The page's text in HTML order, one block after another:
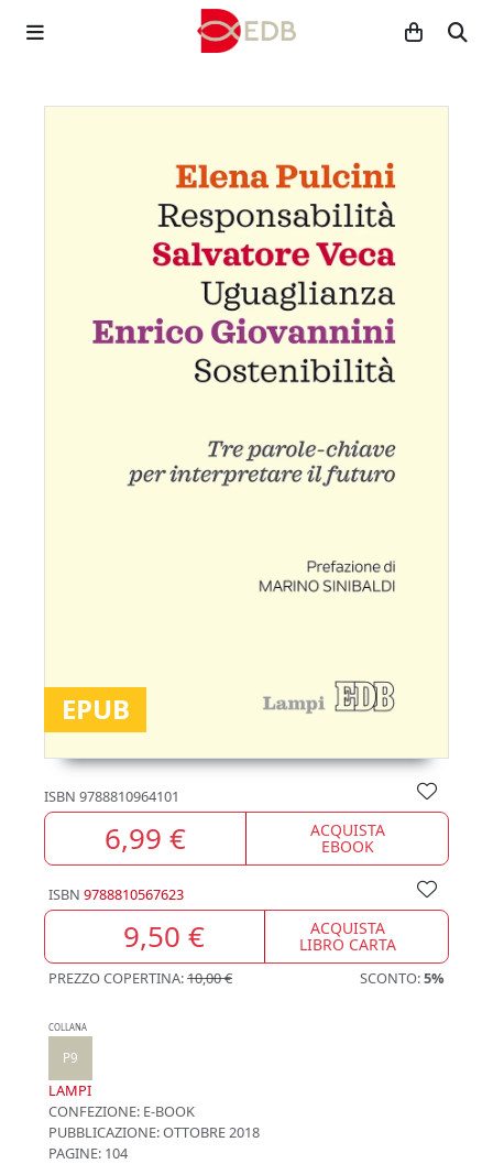
EPUB
ISBN 9788810964101
6,99 € ACQUISTA
EBOOK
ISBN 9788810567623
9,50 € ACQUISTA
LIBRO CARTA
PREZZO COPERTINA:10,00 € SCONTO:5%
COLLANA
P9
LAMPI
CONFEZIONE: E-BOOK
PUBBLICAZIONE:OTTOBRE 2018
PAGINE: 104